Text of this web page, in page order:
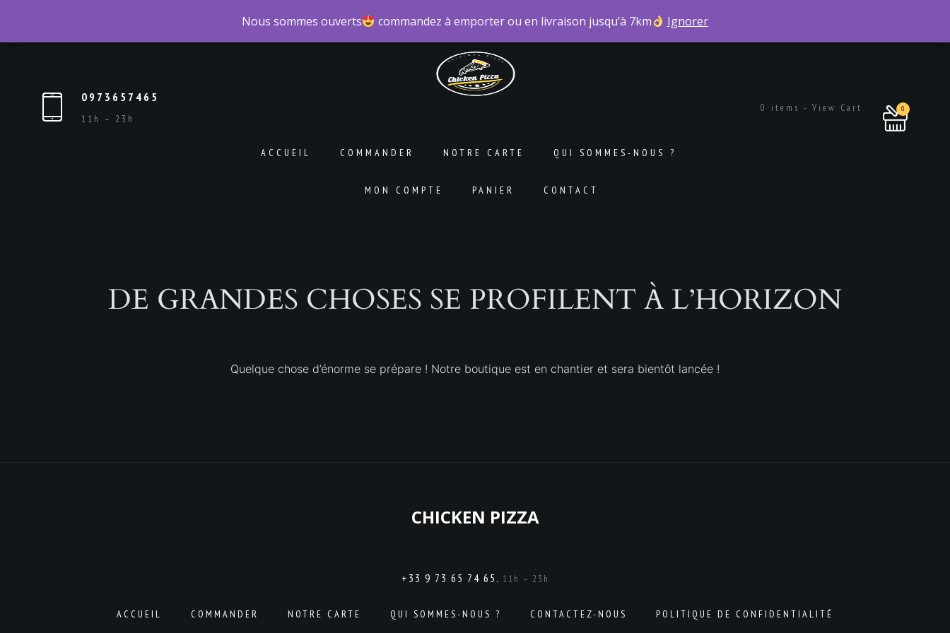
0973657465
11h – 23h
ACCUEIL COMMANDER NOTRE CARTE QUI SOMMES-NOUS ?
MON COMPTE PANIER CONTACT
0
0 items - View Cart
DE GRANDES CHOSES SE PROFILENT À L’HORIZON
Quelque chose d’énorme se prépare ! Notre boutique est en chantier et sera bientôt lancée !
Nous sommes ouverts commandez à emporter ou en livraison jusqu’à 7km Ignorer
CHICKEN PIZZA
+33 9 73 65 74 65. 11h – 23h
ACCUEIL COMMANDER NOTRE CARTE QUI SOMMES-NOUS ? CONTACTEZ-NOUS POLITIQUE DE CONFIDENTIALITÉ
Nous sommes ouverts commandez à emporter ou en livraison jusqu’à 7km Ignorer